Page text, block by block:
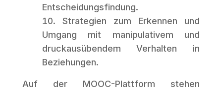
Entscheidungsfindung.
Strategien zum Erkennen und
Umgang mit manipulativem und
druckausübendem Verhalten in
Beziehungen.
Auf der MOOC-Plattform stehen